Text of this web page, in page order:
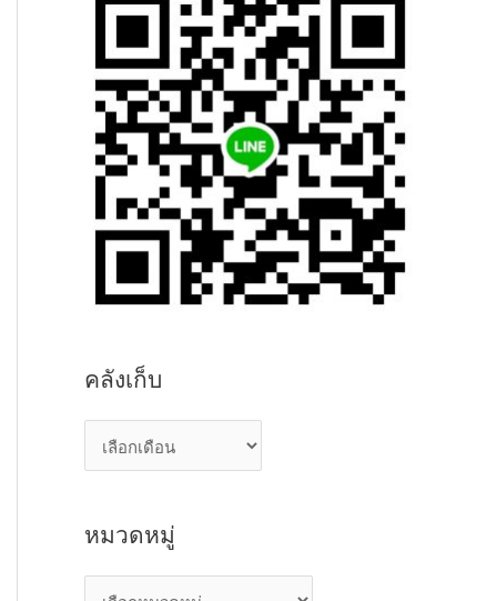
คลังเก็บ
ลั
เหมวดหมู่